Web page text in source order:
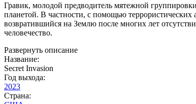
Гравик, молодой предводитель мятежной
планетой. В частности, с помощью
возвратившийся на Землю после многих лет
человечество.
Развернуть описание
Название:
Secret Invasion
Год выхода:
2023
Страна: